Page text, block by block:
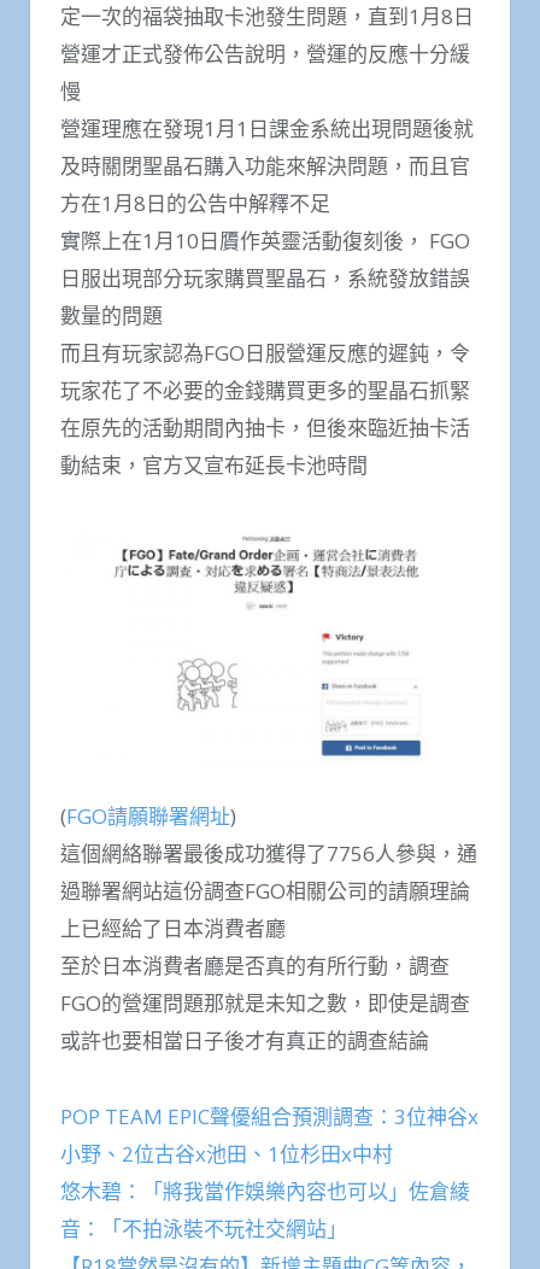
定一次的福袋抽取卡池發生問題，直到1月8日
營運才正式發佈公告說明，營運的反應十分緩
慢
營運理應在發現1月1日課金系統出現問題後就
及時關閉聖晶石購入功能來解決問題，而且官
方在1月8日的公告中解釋不足
實際上在1月10日贗作英靈活動復刻後， FGO
日服出現部分玩家購買聖晶石，系統發放錯誤
數量的問題
而且有玩家認為FGO日服營運反應的遲鈍，令
玩家花了不必要的金錢購買更多的聖晶石抓緊
在原先的活動期間內抽卡，但後來臨近抽卡活
動結束，官方又宣布延長卡池時間
(FGO請願聯署網址)
這個網絡聯署最後成功獲得了7756人參與，通
過聯署網站這份調查FGO相關公司的請願理論
上已經給了日本消費者廳
至於日本消費者廳是否真的有所行動，調查
FGO的營運問題那就是未知之數，即使是調查
或許也要相當日子後才有真正的調查結論
POP TEAM EPIC聲優組合預測調查：3位神谷x
小野、2位古谷x池田、1位杉田x中村
悠木碧：「將我當作娛樂內容也可以」佐倉綾
音：「不拍泳裝不玩社交網站」